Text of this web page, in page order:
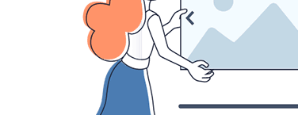
BLOG
Statistiques